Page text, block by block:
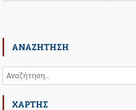
ΑΝΑΖΉΤΗΣΗ
ΧΑΡΤΗΣ